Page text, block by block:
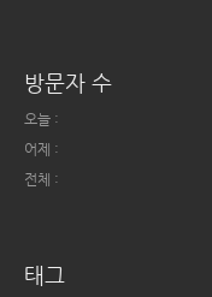
방문자 수
오늘 :
어제 :
전체 :
태그